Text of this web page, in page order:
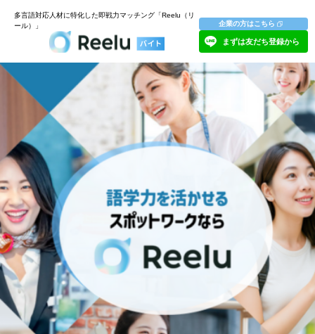
多言語対応人材に特化した即戦力マッチング「Reelu（リ
ール）」
まずは友だち登録から
企業の方はこちら